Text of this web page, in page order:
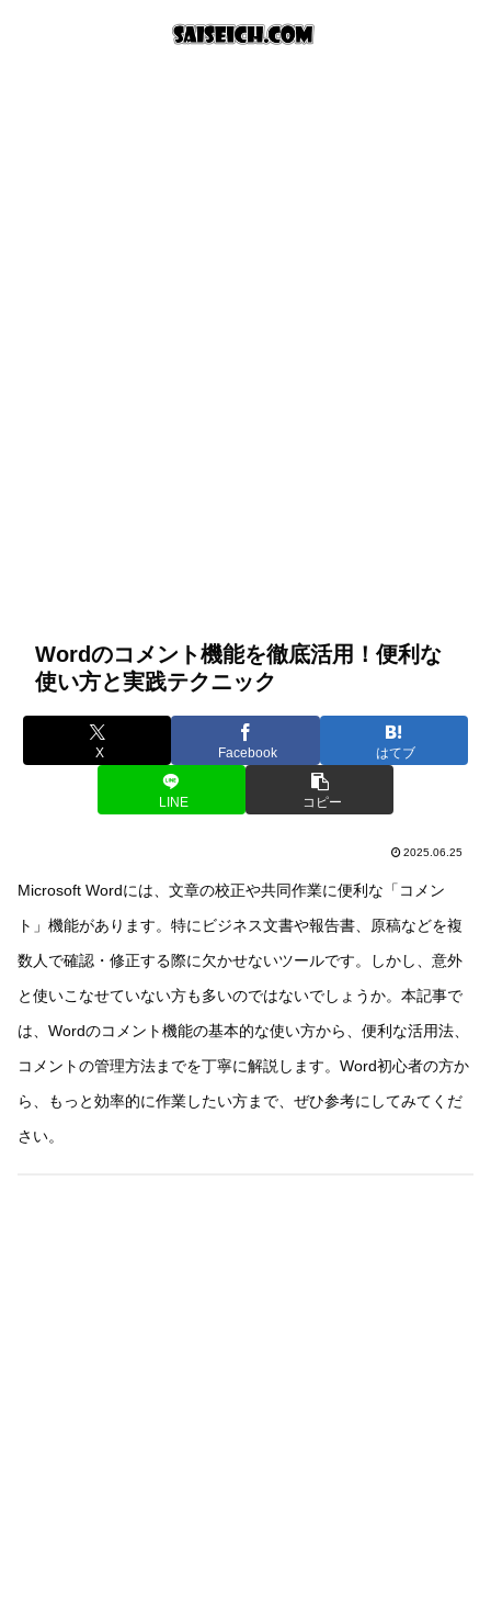
Wordのコメント機能を徹底活用！便利な
使い方と実践テクニック
X Facebook はてブ
LINE コピー
2025.06.25
Microsoft Wordには、文章の校正や共同作業に便利な「コメン
ト」機能があります。特にビジネス文書や報告書、原稿などを複
数人で確認・修正する際に欠かせないツールです。しかし、意外
と使いこなせていない方も多いのではないでしょうか。本記事で
は、Wordのコメント機能の基本的な使い方から、便利な活用法、
コメントの管理方法までを丁寧に解説します。Word初心者の方か
ら、もっと効率的に作業したい方まで、ぜひ参考にしてみてくだ
さい。